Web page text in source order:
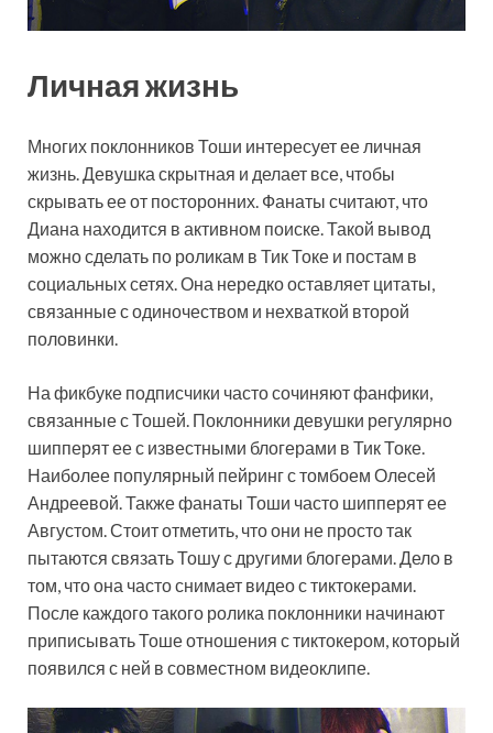
Личная жизнь
Многих поклонников Тоши интересует ее личная
жизнь. Девушка скрытная и делает все, чтобы
скрывать ее от посторонних. Фанаты считают, что
Диана находится в активном поиске. Такой вывод
можно сделать по роликам в Тик Токе и постам в
социальных сетях. Она нередко оставляет цитаты,
связанные с одиночеством и нехваткой второй
половинки.
На фикбуке подписчики часто сочиняют фанфики,
связанные с Тошей. Поклонники девушки регулярно
шипперят ее с известными блогерами в Тик Токе.
Наиболее популярный пейринг с томбоем Олесей
Андреевой. Также фанаты Тоши часто шипперят ее
Августом. Стоит отметить, что они не просто так
пытаются связать Тошу с другими блогерами. Дело в
том, что она часто снимает видео с тиктокерами.
После каждого такого ролика поклонники начинают
приписывать Тоше отношения с тиктокером, который
появился с ней в совместном видеоклипе.